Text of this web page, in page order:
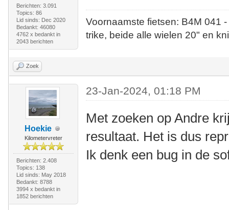
Berichten: 3.091
Topics: 86
Lid sinds: Dec 2020
Bedankt: 46080
4762 x bedankt in
2043 berichten
Voornaamste fietsen: B4M
trike, beide alle wielen 20" en
Zoek
Hoekie
Kilometervreter
Berichten: 2.408
Topics: 138
Lid sinds: May 2018
Bedankt: 8788
3994 x bedankt in
1852 berichten
23-Jan-2024, 01:18 PM
Met zoeken op Andre
resultaat. Het is dus
Ik denk een bug in de